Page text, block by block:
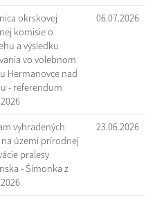
okrskovej
komisie o
a výsledku
vo volebnom
Hermanovce nad
- referendum
06.07.2026
vyhradených
na území prírodnej
pralesy
- Šimonka z
23.06.2026